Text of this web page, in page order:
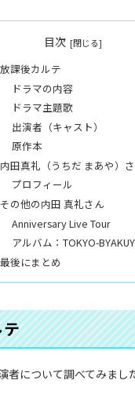
目次
放課後カルテ
ドラマの内容
ドラマ主題歌
出演者（キャスト）
原作本
内田真礼（うちだ まあや）
プロフィール
その他の内田 真礼さん
Anniversary Live Tour
アルバム：TOKYO-
最後にまとめ
者について調べてみまし